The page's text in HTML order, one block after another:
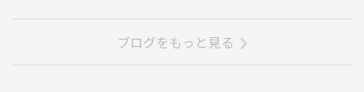
行いません。飲食物は自由持ち込みとなります)
ブログをもっと見る